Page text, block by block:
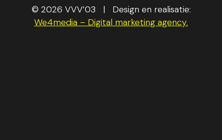
© 2026 VVV’03 | Design en realisatie:
We4media – Digital marketing agency.